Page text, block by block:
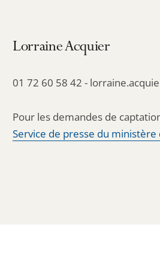
Lorraine Acquier
01 72 60 58 42 -
Pour les demandes de
Service de presse du ministère